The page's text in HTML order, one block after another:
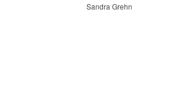
Sandra Grehn